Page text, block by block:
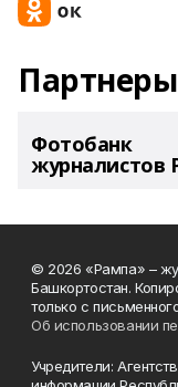
Партнеры
Фотобанк
журналистов
© 2026 «Рампа» –
Башкортостан.
только с
Об использовании
Учредители: